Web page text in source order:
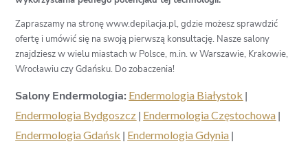
Zapraszamy na stronę www.depilacja.pl, gdzie możesz sprawdzić
ofertę i umówić się na swoją pierwszą konsultację. Nasze salony
znajdziesz w wielu miastach w Polsce, m.in. w Warszawie, Krakowie,
Wrocławiu czy Gdańsku. Do zobaczenia!
Salony Endermologia: Endermologia Białystok |
Endermologia Bydgoszcz | Endermologia Częstochowa |
Endermologia Gdańsk | Endermologia Gdynia |